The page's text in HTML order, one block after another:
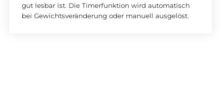
gut lesbar ist. Die Timerfunktion wird automatisch
bei Gewichtsveränderung oder manuell ausgelöst.